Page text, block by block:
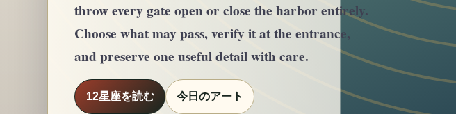
throw every gate open or close the harbor entirely.
Choose what may pass, verify it at the entrance,
and preserve one useful detail with care.
12星座を読む 今日のアート